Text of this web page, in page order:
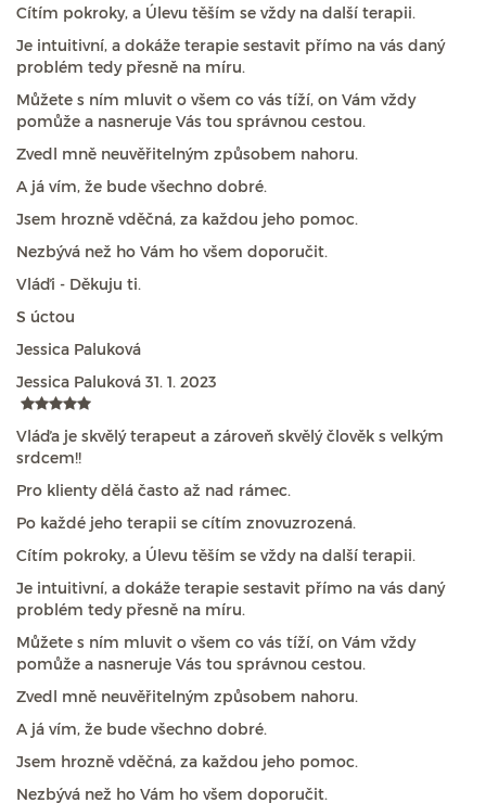
Cítím pokroky, a Úlevu těším se vždy na další terapii.
Je intuitivní, a dokáže terapie sestavit přímo na vás daný
problém tedy přesně na míru.
Můžete s ním mluvit o všem co vás tíží, on Vám vždy
pomůže a nasneruje Vás tou správnou cestou.
Zvedl mně neuvěřitelným způsobem nahoru.
A já vím, že bude všechno dobré.
Jsem hrozně vděčná, za každou jeho pomoc.
Nezbývá než ho Vám ho všem doporučit.
Vláďi - Děkuju ti.
S úctou
Jessica Paluková
Jessica Paluková 31. 1. 2023
Vláďa je skvělý terapeut a zároveň skvělý člověk s velkým
srdcem!!
Pro klienty dělá často až nad rámec.
Po každé jeho terapii se cítím znovuzrozená.
Cítím pokroky, a Úlevu těším se vždy na další terapii.
Je intuitivní, a dokáže terapie sestavit přímo na vás daný
problém tedy přesně na míru.
Můžete s ním mluvit o všem co vás tíží, on Vám vždy
pomůže a nasneruje Vás tou správnou cestou.
Zvedl mně neuvěřitelným způsobem nahoru.
A já vím, že bude všechno dobré.
Jsem hrozně vděčná, za každou jeho pomoc.
Nezbývá než ho Vám ho všem doporučit.